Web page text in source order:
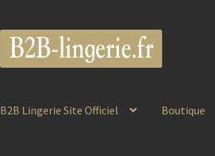
Aller
la
Aller
au
contenu
B2B Lingerie Site Officiel Boutique